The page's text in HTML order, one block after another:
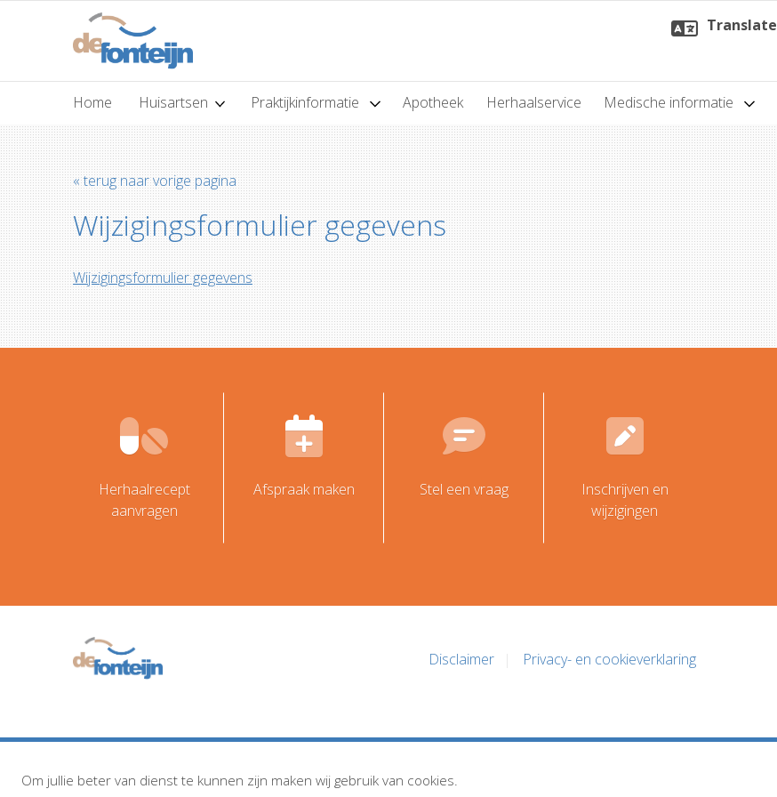
Translate
Home Huisartsen Praktijkinformatie Apotheek Herhaalservice Medische informatie
« terug naar vorige pagina
Wijzigingsformulier gegevens
Wijzigingsformulier gegevens
Herhaalrecept
aanvragen
Afspraak maken Stel een vraag
Inschrijven en
wijzigingen
Disclaimer Privacy- en cookieverklaring
Om jullie beter van dienst te kunnen zijn maken wij gebruik van cookies.